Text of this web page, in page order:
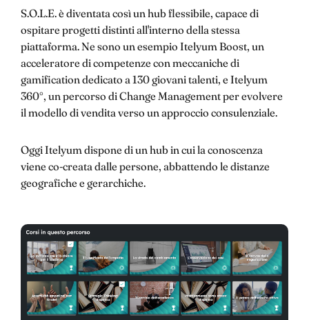
S.O.L.E. è diventata così un hub flessibile, capace di
ospitare progetti distinti all'interno della stessa
piattaforma. Ne sono un esempio Itelyum Boost, un
acceleratore di competenze con meccaniche di
gamification dedicato a 130 giovani talenti, e Itelyum
360°, un percorso di Change Management per evolvere
il modello di vendita verso un approccio consulenziale.
Oggi Itelyum dispone di un hub in cui la conoscenza
viene co-creata dalle persone, abbattendo le distanze
geografiche e gerarchiche.